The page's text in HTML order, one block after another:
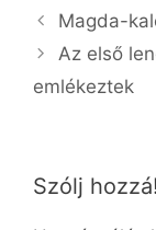
Magda-
Az első
emlékeztek
Szólj hozzá!